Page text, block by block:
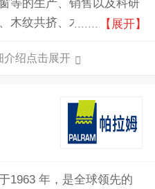
等的生产、销售以及科研
木纹共挤、木塑复合和覆
装饰装修。
【展开】
介绍点击展开
1963 年，是全球领先的